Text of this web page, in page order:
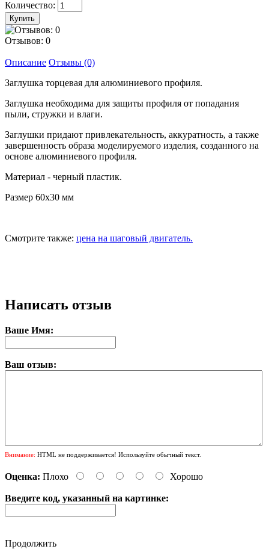
Количество:
Отзывов: 0
Описание Отзывы (0)
Заглушка торцевая для алюминиевого профиля.
Заглушка необходима для защиты профиля от попадания
пыли, стружки и влаги.
Заглушки придают привлекательность, аккуратность, а также
завершенность образа моделируемого изделия, созданного на
основе алюминиевого профиля.
Материал - черный пластик.
Размер 60x30 мм
Смотрите также: цена на шаговый двигатель.
Написать отзыв
Ваше Имя:
Ваш отзыв:
Внимание: HTML не поддерживается! Используйте обычный текст.
Оценка: Плохо Хорошо
Введите код, указанный на картинке:
Продолжить